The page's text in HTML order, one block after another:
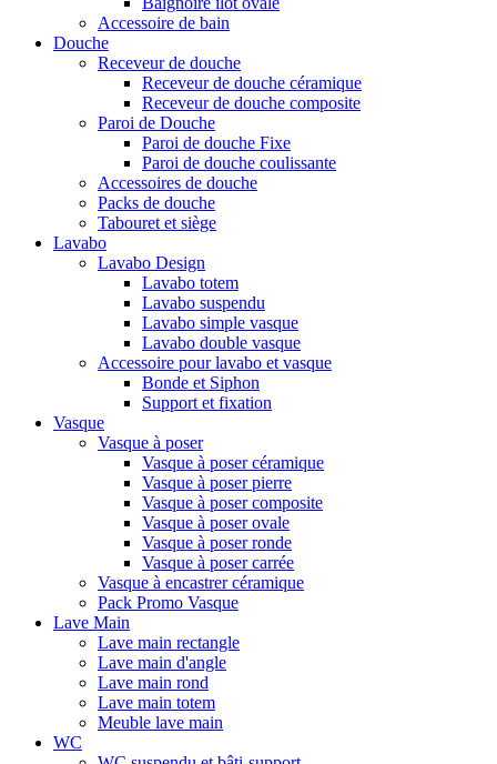
Accessoire de bain
Douche
Receveur de douche
Receveur de douche céramique
Receveur de douche composite
Paroi de Douche
Paroi de douche Fixe
Paroi de douche coulissante
Accessoires de douche
Packs de douche
Tabouret et siège
Lavabo
Lavabo Design
Lavabo totem
Lavabo suspendu
Lavabo simple vasque
Lavabo double vasque
Accessoire pour lavabo et vasque
Bonde et Siphon
Support et fixation
Vasque
Vasque à poser
Vasque à poser céramique
Vasque à poser pierre
Vasque à poser composite
Vasque à poser ovale
Vasque à poser ronde
Vasque à poser carrée
Vasque à encastrer céramique
Pack Promo Vasque
Lave Main
Lave main rectangle
Lave main d'angle
Lave main rond
Lave main totem
Meuble lave main
WC